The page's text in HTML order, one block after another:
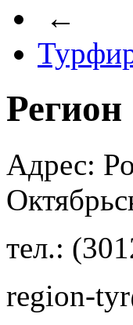
←
Регион
Адрес:
тел.:
region-